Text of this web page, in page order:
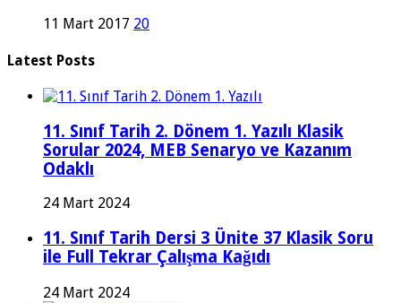
11 Mart 2017 20
Latest Posts
11. Sınıf Tarih 2. Dönem 1. Yazılı Klasik
Sorular 2024, MEB Senaryo ve Kazanım
Odaklı
24 Mart 2024
11. Sınıf Tarih Dersi 3 Ünite 37 Klasik Soru
ile Full Tekrar Çalışma Kağıdı
24 Mart 2024